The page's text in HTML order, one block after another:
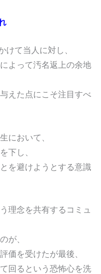
て当人に対し、
って汚名返上の余地
た点にこそ注目すべ
おいて、
し、
避けようとする意識
念を共有するコミュ
、
を受けたが最後、
るという恐怖心を洗